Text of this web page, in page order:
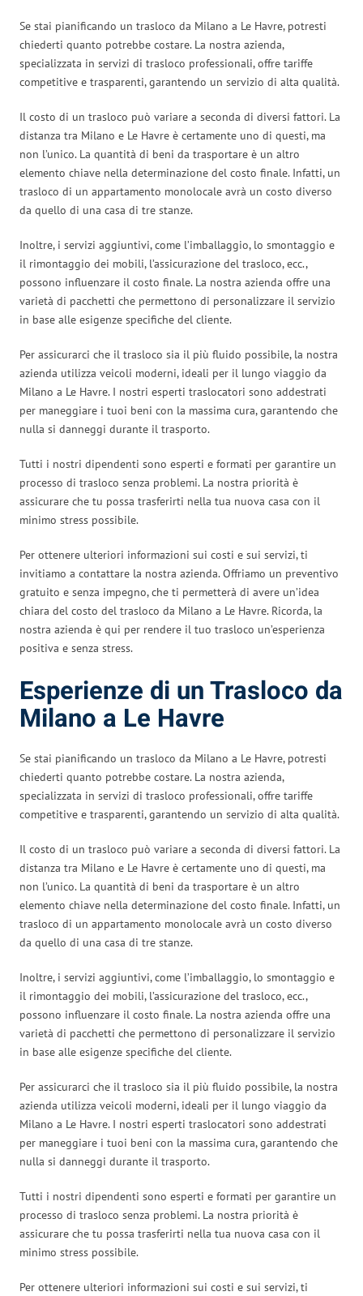
Se stai pianificando un trasloco da Milano a Le Havre, potresti
chiederti quanto potrebbe costare. La nostra azienda,
specializzata in servizi di trasloco professionali, offre tariffe
competitive e trasparenti, garantendo un servizio di alta qualità.
Il costo di un trasloco può variare a seconda di diversi fattori. La
distanza tra Milano e Le Havre è certamente uno di questi, ma
non l’unico. La quantità di beni da trasportare è un altro
elemento chiave nella determinazione del costo finale. Infatti, un
trasloco di un appartamento monolocale avrà un costo diverso
da quello di una casa di tre stanze.
Inoltre, i servizi aggiuntivi, come l’imballaggio, lo smontaggio e
il rimontaggio dei mobili, l’assicurazione del trasloco, ecc.,
possono influenzare il costo finale. La nostra azienda offre una
varietà di pacchetti che permettono di personalizzare il servizio
in base alle esigenze specifiche del cliente.
Per assicurarci che il trasloco sia il più fluido possibile, la nostra
azienda utilizza veicoli moderni, ideali per il lungo viaggio da
Milano a Le Havre. I nostri esperti traslocatori sono addestrati
per maneggiare i tuoi beni con la massima cura, garantendo che
nulla si danneggi durante il trasporto.
Tutti i nostri dipendenti sono esperti e formati per garantire un
processo di trasloco senza problemi. La nostra priorità è
assicurare che tu possa trasferirti nella tua nuova casa con il
minimo stress possibile.
Per ottenere ulteriori informazioni sui costi e sui servizi, ti
invitiamo a contattare la nostra azienda. Offriamo un preventivo
gratuito e senza impegno, che ti permetterà di avere un’idea
chiara del costo del trasloco da Milano a Le Havre. Ricorda, la
nostra azienda è qui per rendere il tuo trasloco un’esperienza
positiva e senza stress.
Esperienze di un Trasloco da
Milano a Le Havre
Se stai pianificando un trasloco da Milano a Le Havre, potresti
chiederti quanto potrebbe costare. La nostra azienda,
specializzata in servizi di trasloco professionali, offre tariffe
competitive e trasparenti, garantendo un servizio di alta qualità.
Il costo di un trasloco può variare a seconda di diversi fattori. La
distanza tra Milano e Le Havre è certamente uno di questi, ma
non l’unico. La quantità di beni da trasportare è un altro
elemento chiave nella determinazione del costo finale. Infatti, un
trasloco di un appartamento monolocale avrà un costo diverso
da quello di una casa di tre stanze.
Inoltre, i servizi aggiuntivi, come l’imballaggio, lo smontaggio e
il rimontaggio dei mobili, l’assicurazione del trasloco, ecc.,
possono influenzare il costo finale. La nostra azienda offre una
varietà di pacchetti che permettono di personalizzare il servizio
in base alle esigenze specifiche del cliente.
Per assicurarci che il trasloco sia il più fluido possibile, la nostra
azienda utilizza veicoli moderni, ideali per il lungo viaggio da
Milano a Le Havre. I nostri esperti traslocatori sono addestrati
per maneggiare i tuoi beni con la massima cura, garantendo che
nulla si danneggi durante il trasporto.
Tutti i nostri dipendenti sono esperti e formati per garantire un
processo di trasloco senza problemi. La nostra priorità è
assicurare che tu possa trasferirti nella tua nuova casa con il
minimo stress possibile.
Per ottenere ulteriori informazioni sui costi e sui servizi, ti